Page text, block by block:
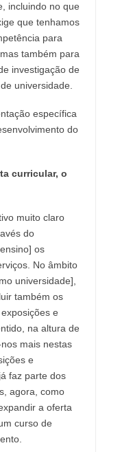
incluindo no que
que tenhamos
para
também para
investigação de
universidade.
específica
do
curricular, o
muito claro
do
os
No âmbito
universidade],
também os
e
na altura de
mais nestas
e
faz parte dos
agora, como
a oferta
curso de